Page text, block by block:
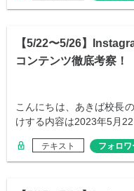
【5/22〜5/26】
コンテンツ徹底考察！
こんにちは、あきば校長
けする内容は2023年5月
テキスト フォロ